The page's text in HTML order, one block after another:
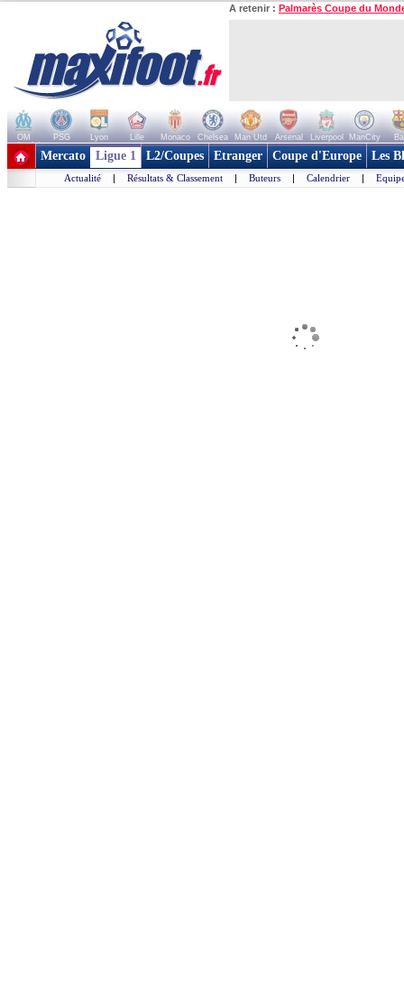
A retenir : Palmarès Coupe du
OM PSG Lyon Lille Monaco Chelsea Man Utd Arsenal Liverpool ManCity
+ de clubs
Mercato Ligue 1 L2/Coupes Etranger Coupe d'Europe Les
Actualité | Résultats & Classement | Buteurs | Calendrier |